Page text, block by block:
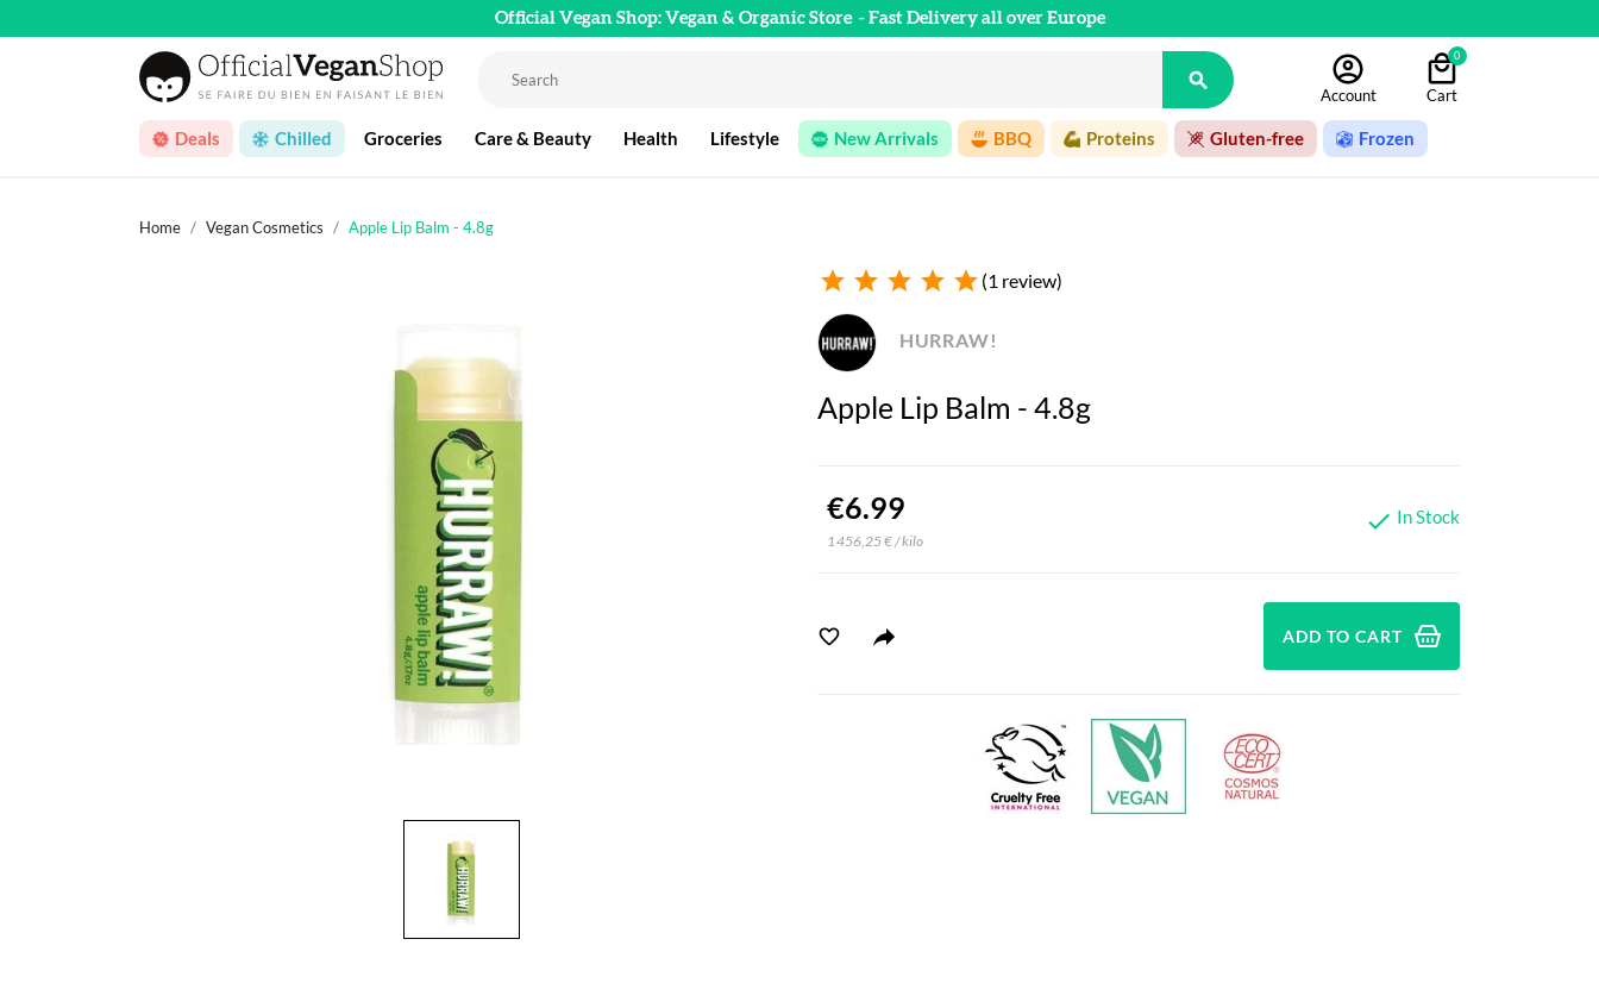
Official Vegan Shop: Vegan & Organic Store - Fast Delivery all over Europe

Account
0
Cart
Deals Chilled Groceries Care & Beauty Health Lifestyle New Arrivals BBQ Proteins Gluten-free Frozen
Home Vegan Cosmetics Apple Lip Balm - 4.8g
star star star star star (1 review)
Apple Lip Balm - 4.8g
HURRAW!
€6.99
1 456,25 € / kilo
 In Stock
ADD TO CART